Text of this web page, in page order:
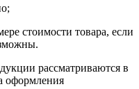
стоимости товара, если
рассматриваются в
оформления